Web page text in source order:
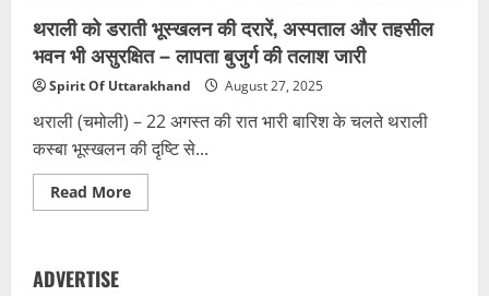
थराली को डराती भूस्खलन की दरारें, अस्पताल और तहसील
भवन भी असुरक्षित – लापता बुजुर्ग की तलाश जारी
Spirit Of Uttarakhand August 27, 2025
थराली (चमोली) – 22 अगस्त की रात भारी बारिश के चलते थराली
कस्बा भूस्खलन की दृष्टि से...
Read MoreRead
more
ADVERTISE